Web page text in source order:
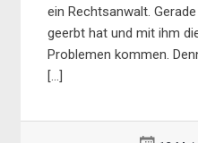
ein Rechtsanwalt.
geerbt hat und mit ihm
Problemen kommen.
[…]